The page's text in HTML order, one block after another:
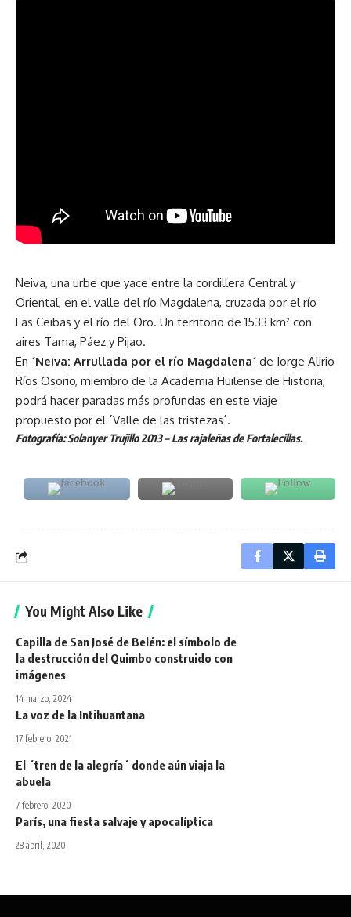
Neiva, una urbe que yace entre la cordillera Central y
Oriental, en el valle del río Magdalena, cruzada por el río
Las Ceibas y el río del Oro. Un territorio de 1533 km² con
aires Tama, Páez y Pijao.
En ´Neiva: Arrullada por el río Magdalena´ de Jorge Alirio
Ríos Osorio, miembro de la Academia Huilense de Historia,
podrá hacer paradas más profundas en este viaje
propuesto por el ´Valle de las tristezas´.
Fotografía: Solanyer Trujillo 2013 –Las rajaleñas de Fortalecillas.
You Might Also Like
Capilla de San José de Belén: el símbolo de
la destrucción del Quimbo construido con
imágenes
14 marzo, 2024
La voz de la Intihuantana
17 febrero, 2021
El ´tren de la alegría´ donde aún viaja la
abuela
7 febrero, 2020
París, una fiesta salvaje y apocalíptica
28 abril, 2020